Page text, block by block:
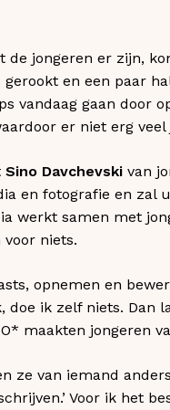
de jongeren er zijn,
en een paar
vandaag gaan door
er niet erg
Sino Davchevski van
en fotografie en zal
werkt samen met
niets.
opnemen en
doe ik zelf niets. Dan
maakten jongeren
ze van iemand
Voor ik het